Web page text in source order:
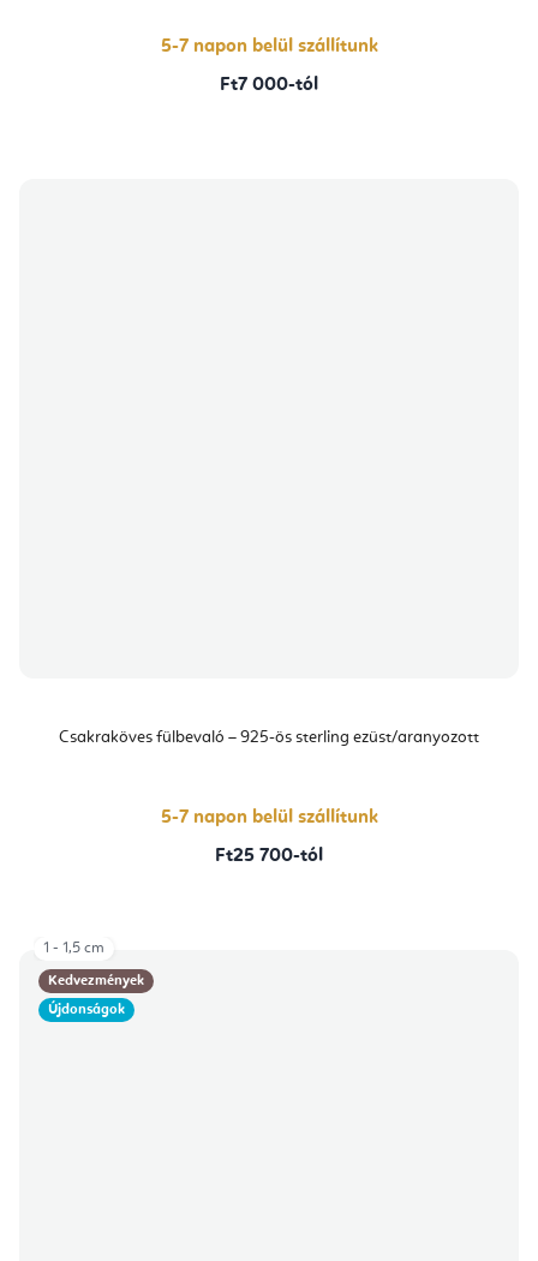
5-7 napon belül szállítunk
Ft7 000-tól
Csakraköves fülbevaló – 925-ös sterling ezüst/aranyozott
5-7 napon belül szállítunk
Ft25 700-tól
Kedvezmények
Újdonságok
1 - 1,5 cm